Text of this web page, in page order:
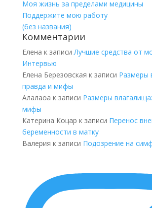
Моя жизнь за пределами медицины
Поддержите мою работу
(без названия)
Комментарии
Елена к записиЛучшие средства от
Интервью
Елена Березовская к записи Размеры
правда и мифы
Алалаоа к записи Размеры
мифы
Катерина Коцар к записи Перенос
беременности в матку
Валерия к записи Подозрение на